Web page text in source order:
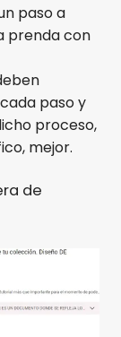
paso a
prenda con
paso y
proceso,
mejor.
de